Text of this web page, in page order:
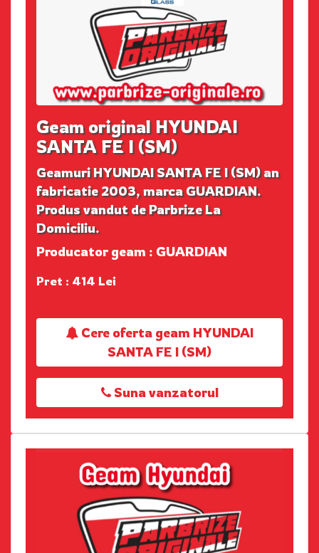
Geam original HYUNDAI
SANTA FE I (SM)
Geamuri HYUNDAI SANTA FE I (SM) an
fabricatie 2003, marca GUARDIAN.
Produs vandut de Parbrize La
Domiciliu.
Producator geam : GUARDIAN
Pret : 414 Lei
Cere oferta geam HYUNDAI
SANTA FE I (SM)
Suna vanzatorul